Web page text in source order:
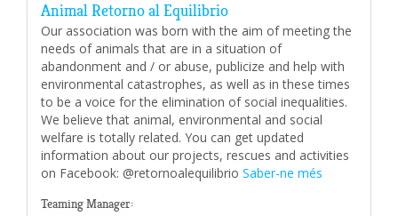
Animal Retorno al Equilibrio
Our association was born with the aim of meeting the
needs of animals that are in a situation of
abandonment and / or abuse, publicize and help with
environmental catastrophes, as well as in these times
to be a voice for the elimination of social inequalities.
We believe that animal, environmental and social
welfare is totally related. You can get updated
information about our projects, rescues and activities
on Facebook: @retornoalequilibrio Saber-ne més
Teaming Manager: